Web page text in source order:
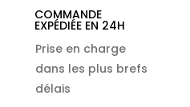
COMMANDE
EXPÉDIÉE EN 24H
Prise en charge
dans les plus brefs
délais